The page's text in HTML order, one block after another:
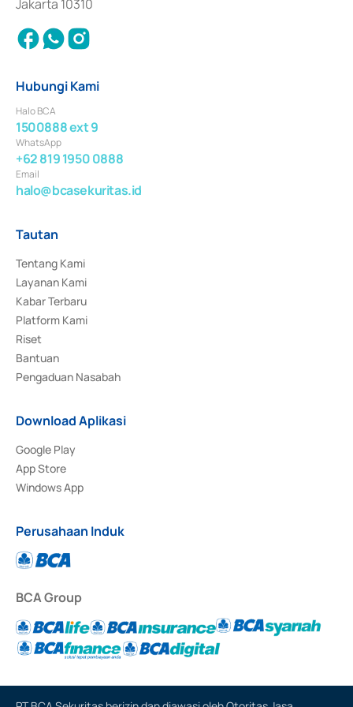
Jakarta 10310
Hubungi Kami
Halo BCA
1500888 ext 9
WhatsApp
+62 819 1950 0888
Email
halo@bcasekuritas.id
Tautan
Tentang Kami
Layanan Kami
Kabar Terbaru
Platform Kami
Riset
Bantuan
Pengaduan Nasabah
Download Aplikasi
Google Play
App Store
Windows App
Perusahaan Induk
BCA Group